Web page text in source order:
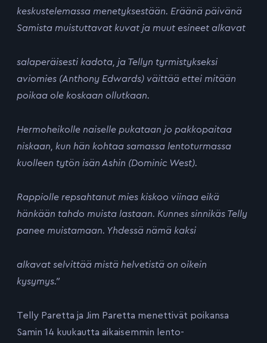
keskustelemassa menetyksestään. Eräänä päivänä
Samista muistuttavat kuvat ja muut esineet alkavat
salaperäisesti kadota, ja Tellyn tyrmistykseksi
aviomies (Anthony Edwards) väittää ettei mitään
poikaa ole koskaan ollutkaan.
Hermoheikolle naiselle pukataan jo pakkopaitaa
niskaan, kun hän kohtaa samassa lentoturmassa
kuolleen tytön isän Ashin (Dominic West).
Rappiolle repsahtanut mies kiskoo viinaa eikä
hänkään tahdo muista lastaan. Kunnes sinnikäs Telly
panee muistamaan. Yhdessä nämä kaksi
alkavat selvittää mistä helvetistä on oikein
kysymys.”
Telly Paretta ja Jim Paretta menettivät poikansa
Samin 14 kuukautta aikaisemmin lento-